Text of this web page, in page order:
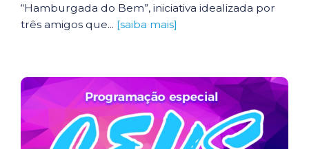
“Hamburgada do Bem”, iniciativa idealizada por
três amigos que... [saiba mais]